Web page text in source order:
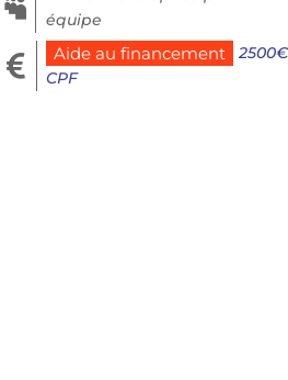

équipe
 Aide au financement
CPF